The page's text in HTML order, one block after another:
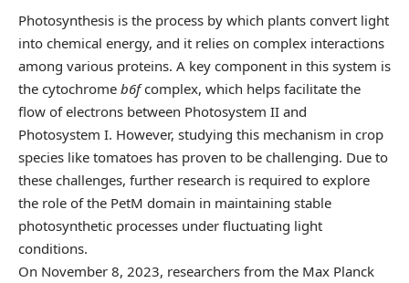
Photosynthesis is the process by which plants convert light
into chemical energy, and it relies on complex interactions
among various proteins. A key component in this system is
the cytochrome b6fcomplex, which helps facilitate the
flow of electrons between Photosystem II and
Photosystem I. However, studying this mechanism in crop
species like tomatoes has proven to be challenging. Due to
these challenges, further research is required to explore
the role of the PetM domain in maintaining stable
photosynthetic processes under fluctuating light
conditions.
On November 8, 2023, researchers from the Max Planck